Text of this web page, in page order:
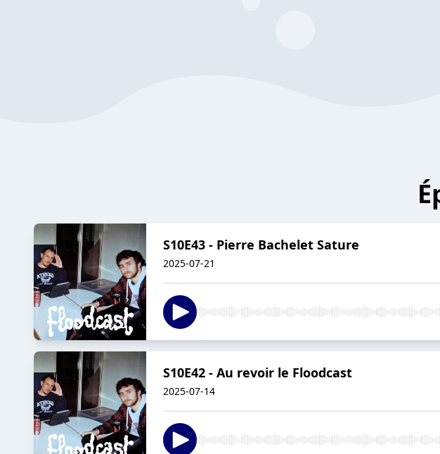
S10E43 - Pierre Bachelet Sature
2025-07-21
S10E42 - Au revoir le Floodcast
2025-07-14